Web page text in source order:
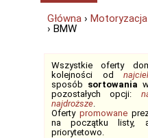
Główna › Motoryzacja
› BMW
Wszystkie oferty
kolejności od
sposób sortowania
pozostałych opcji:
najdroższe.
Oferty promowane
na początku listy,
priorytetowo.